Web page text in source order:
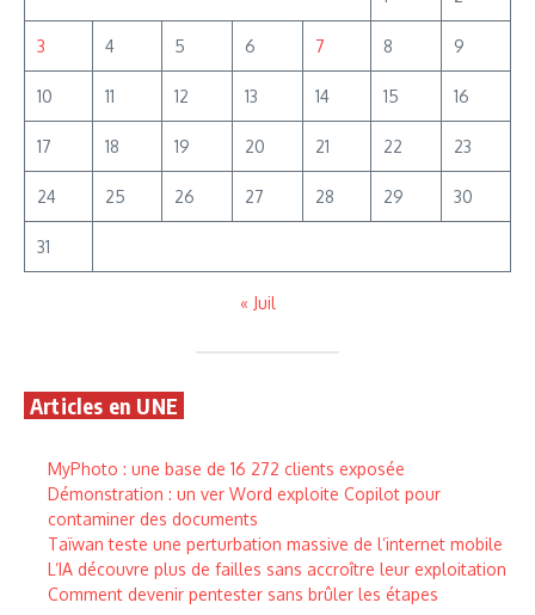
3 4 5 6 7 8 9
10 11 12 13 14 15 16
17 18 19 20 21 22 23
24 25 26 27 28 29 30
31
« Juil
Articles en UNE
MyPhoto : une base de 16 272 clients exposée
Démonstration : un ver Word exploite Copilot pour
contaminer des documents
Taïwan teste une perturbation massive de l’internet mobile
L’IA découvre plus de failles sans accroître leur exploitation
Comment devenir pentester sans brûler les étapes